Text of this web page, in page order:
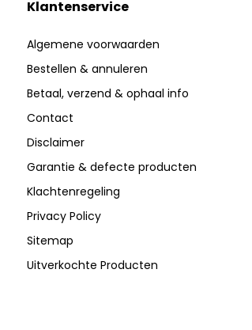
Klantenservice
Algemene voorwaarden
Bestellen & annuleren
Betaal, verzend & ophaal info
Contact
Disclaimer
Garantie & defecte producten
Klachtenregeling
Privacy Policy
Sitemap
Uitverkochte Producten